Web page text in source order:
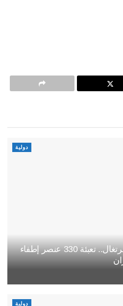
دولية
حرائق الغابات تستنفر البرتغال.. تعبئة 330 عنصر إطفاء
دولية